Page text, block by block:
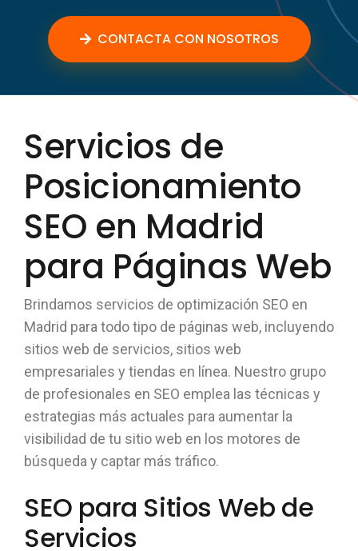
CONTACTA CON NOSOTROS
Servicios de
Posicionamiento
SEO en Madrid
para Páginas Web
Brindamos servicios de optimización SEO en
Madrid para todo tipo de páginas web, incluyendo
sitios web de servicios, sitios web
empresariales y tiendas en línea. Nuestro grupo
de profesionales en SEO emplea las técnicas y
estrategias más actuales para aumentar la
visibilidad de tu sitio web en los motores de
búsqueda y captar más tráfico.
SEO para Sitios Web de
Servicios